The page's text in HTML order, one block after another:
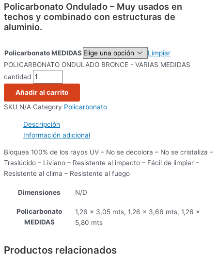
Policarbonato Ondulado – Muy usados en
techos y combinado con estructuras de
aluminio.
Policarbonato MEDIDAS
Limpiar
POLICARBONATO ONDULADO BRONCE - VARIAS MEDIDAS
cantidad
Añadir al carrito
SKU N/A Category Policarbonato
Descripción
Información adicional
Bloquea 100% de los rayos UV – No se decolora – No se cristaliza –
Traslúcido – Liviano – Resistente al impacto – Fácil de limpiar –
Resistente al clima – Resistente al fuego
Dimensiones N/D
Policarbonato
MEDIDAS
1,26 x 3,05 mts, 1,26 x 3,66 mts, 1,26 x
5,80 mts
Productos relacionados